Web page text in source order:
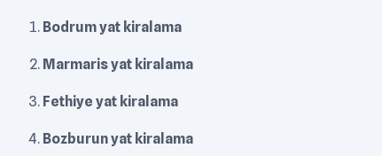
Bodrum yat kiralama
Marmaris yat kiralama
Fethiye yat kiralama
Bozburun yat kiralama